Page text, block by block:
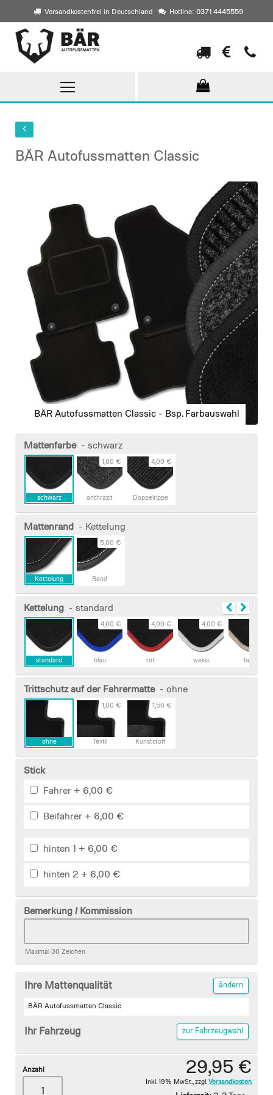
Versandkostenfrei in Deutschland Hotline: 0371 4445559
Direkt
zum
Inhalt
BÄR Autofussmatten Classic
images
gallery
BÄR Autofussmatten Classic - Bsp. Farbauswahl
the
beginning
images
gallery
Mattenfarbe - schwarz
schwarz anthrazit
1,00 €
Doppelrippe
4,00 €
Mattenrand - Kettelung
Kettelung Band
5,00 €
Kettelung - standard
standard blau
4,00 €
rot
4,00 €
weiss
4,00 €
beige
Trittschutz auf der Fahrermatte - ohne
ohne Textil
1,00 €
Kunststoff
1,50 €
Stick
Fahrer + 6,00 €
Beifahrer + 6,00 €
hinten 1 + 6,00 €
hinten 2 + 6,00 €
Bemerkung / Kommission
Maximal 30 Zeichen
Ihre Mattenqualität ändern
BÄR Autofussmatten Classic
Ihr Fahrzeug zur Fahrzeugwahl
29,95 €
Inkl. 19% MwSt. zzgl. Versandkosten
Anzahl